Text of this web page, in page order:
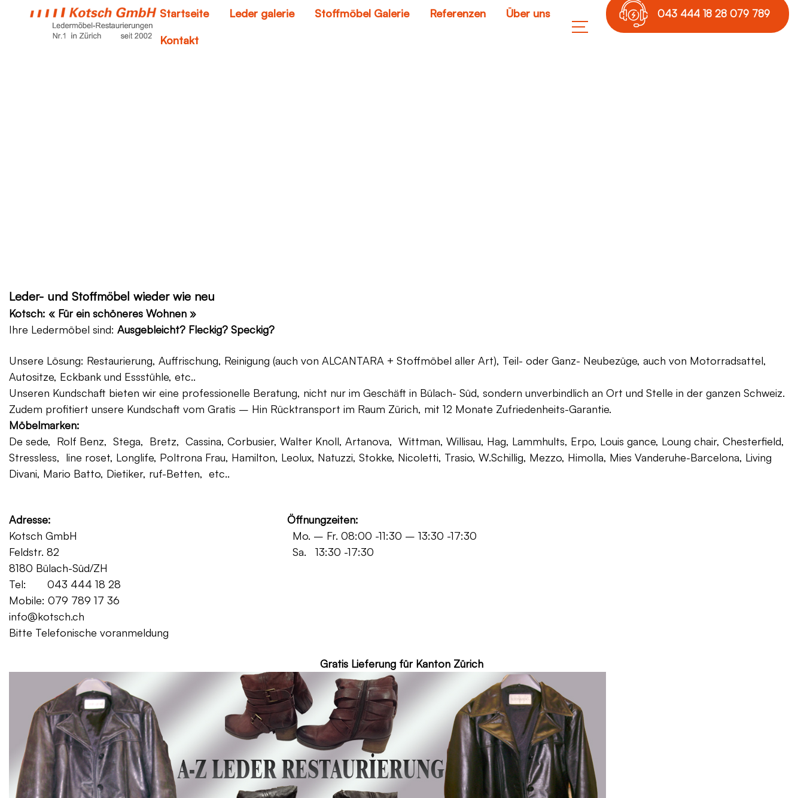
Startseite Leder galerie Stoffmöbel Galerie Referenzen Über uns
Kontakt
043 444 18 28 079 789
Leder- und Stoffmöbel wieder wie neu
Kotsch: « Für ein schöneres Wohnen »
Ihre Ledermöbel sind: Ausgebleicht? Fleckig? Speckig?
Unsere Lösung: Restaurierung, Auffrischung, Reinigung (auch von ALCANTARA + Stoffmöbel aller Art), Teil- oder Ganz- Neubezüge, auch von Motorradsattel,
Autositze, Eckbank und Essstühle, etc..
Unseren Kundschaft bieten wir eine professionelle Beratung, nicht nur im Geschäft in Bülach- Süd, sondern unverbindlich an Ort und Stelle in der ganzen Schweiz.
Zudem profitiert unsere Kundschaft vom Gratis – Hin Rücktransport im Raum Zürich, mit 12 Monate Zufriedenheits-Garantie.
Möbelmarken:
De sede, Rolf Benz, Stega, Bretz, Cassina, Corbusier, Walter Knoll, Artanova, Wittman, Willisau, Hag, Lammhults, Erpo, Louis gance, Loung chair, Chesterfield,
Stressless, line roset, Longlife, Poltrona Frau, Hamilton, Leolux, Natuzzi, Stokke, Nicoletti, Trasio, W.Schillig, Mezzo, Himolla, Mies Vanderuhe-Barcelona, Living
Divani, Mario Batto, Dietiker, ruf-Betten, etc..
Adresse:
Öffnungzeiten:
Kotsch GmbH Mo. – Fr. 08:00 -11:30 – 13:30 -17:30
Feldstr. 82 Sa. 13:30 -17:30
8180 Bülach-Süd/ZH
Tel: 043 444 18 28
Mobile: 079 789 17 36
info@kotsch.ch
Bitte Telefonische voranmeldung
Gratis Lieferung für Kanton Zürich